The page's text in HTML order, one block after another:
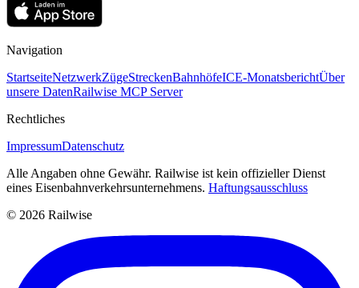
Navigation
StartseiteNetzwerkZügeStreckenBahnhöfeICE-MonatsberichtÜber
unsere DatenRailwise MCP Server
Rechtliches
ImpressumDatenschutz
Alle Angaben ohne Gewähr. Railwise ist kein offizieller Dienst
eines Eisenbahnverkehrsunternehmens. Haftungsausschluss
© 2026 Railwise